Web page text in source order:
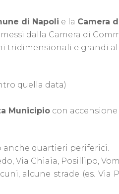
di Napoli e la Camera
dalla Camera di
tridimensionali e grandi
quella data)
Municipio con accensione
quartieri periferici.
Via Chiaia, Posillipo,
alcune strade (es.